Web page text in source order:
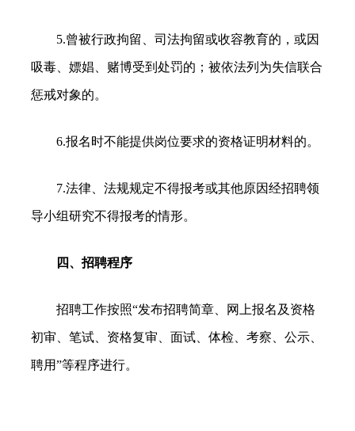
5.曾被行政拘留、司法拘留或收容教育的，或因
吸毒、嫖娼、赌博受到处罚的；被依法列为失信联合
惩戒对象的。
6.报名时不能提供岗位要求的资格证明材料的。
7.法律、法规规定不得报考或其他原因经招聘领
导小组研究不得报考的情形。
四、招聘程序
招聘工作按照“发布招聘简章、网上报名及资格
初审、笔试、资格复审、面试、体检、考察、公示、
聘用”等程序进行。